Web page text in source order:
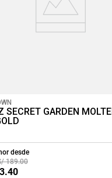
SECRET GARDEN
desde
189.00
.40